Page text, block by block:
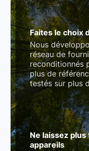
Faites le choix
Nous
réseau de
reconditionnés
plus de
testés sur plus
Ne laissez
appareils